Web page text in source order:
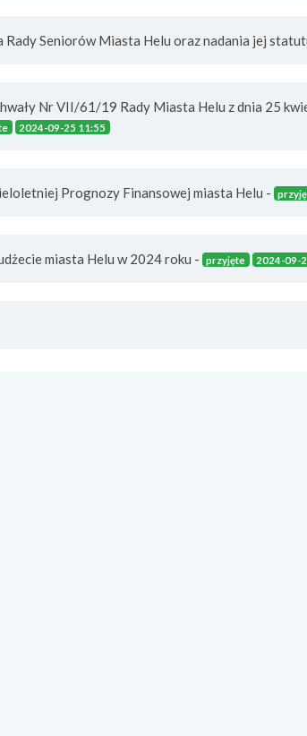
Seniorów Miasta Helu oraz nadania jej
Nr VII/61/19 Rady Miasta Helu z dnia 25
2024-09-25 11:55
Prognozy Finansowej miasta Helu -
miasta Helu w 2024 roku - przyjęte 2024-09-